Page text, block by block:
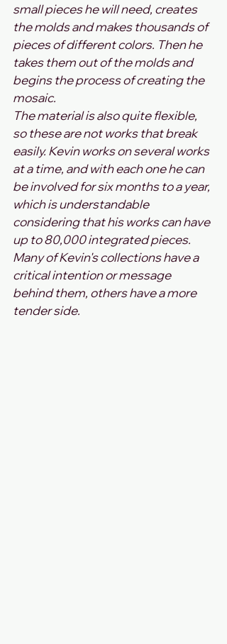
small pieces he will need, creates
the molds and makes thousands of
pieces of different colors. Then he
takes them out of the molds and
begins the process of creating the
mosaic.
The material is also quite flexible,
so these are not works that break
easily. Kevin works on several works
at a time, and with each one he can
be involved for six months to a year,
which is understandable
considering that his works can have
up to 80,000 integrated pieces.
Many of Kevin's collections have a
critical intention or message
behind them, others have a more
tender side.